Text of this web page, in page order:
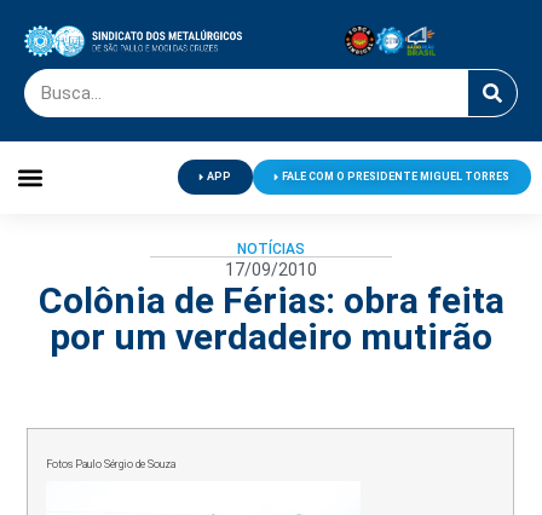
APP FALE COM O PRESIDENTE MIGUEL TORRES
NOTÍCIAS
17/09/2010
Colônia de Férias: obra feita
por um verdadeiro mutirão
Fotos Paulo Sérgio de Souza